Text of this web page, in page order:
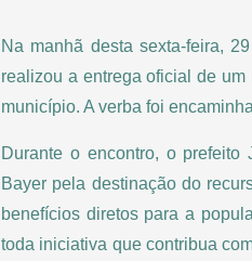
Na manhã desta sexta-feira,
realizou a entrega oficial de
município. A verba foi
Durante o encontro, o
Bayer pela destinação do
benefícios diretos para a
toda iniciativa que contribua